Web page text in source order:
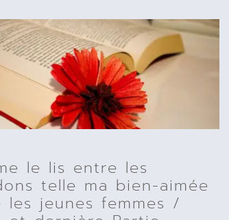
le lis entre les
telle ma bien-aimée
les jeunes femmes /